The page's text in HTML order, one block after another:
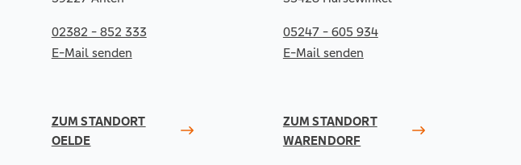
02382 - 852 333
E-Mail senden
05247 - 605 934
E-Mail senden
ZUM STANDORT
OELDE
ZUM STANDORT
WARENDORF